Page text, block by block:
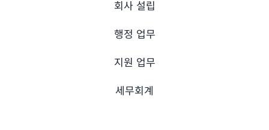
회사 설립
행정 업무
지원 업무
세무회계